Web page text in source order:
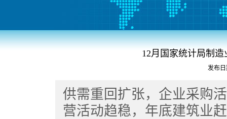
12月国家统计局制
发布日
供需重回扩张，企业采购
营活动趋稳，年底建筑业